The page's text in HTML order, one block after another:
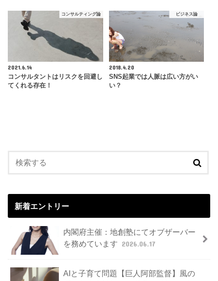
コンサルティング論
2021.6.14
コンサルタントはリスクを回避し
てくれる存在！
ビジネス論
2018.4.20
SNS起業では人脈は広い方がい
い？
新着エントリー
内閣府主催：地創塾にてオブザーバー
を務めています 2026.06.17
AIと子育て問題【巨人阿部監督】風の